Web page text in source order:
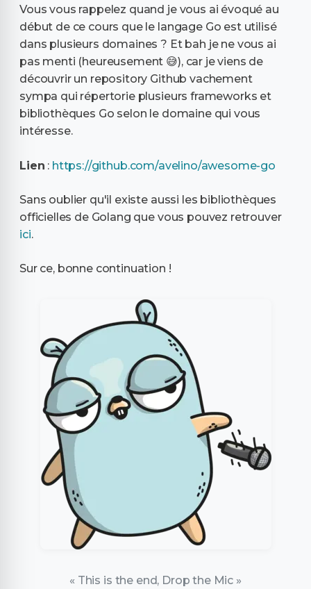
Vous vous rappelez quand je vous ai évoqué au
début de ce cours que le langage Go est utilisé
dans plusieurs domaines ? Et bah je ne vous ai
pas menti (heureusement 😅), car je viens de
découvrir un repository Github vachement
sympa qui répertorie plusieurs frameworks et
bibliothèques Go selon le domaine qui vous
intéresse.
Lien : https://github.com/avelino/awesome-go
Sans oublier qu'il existe aussi les bibliothèques
officielles de Golang que vous pouvez retrouver
ici.
Sur ce, bonne continuation !
« This is the end, Drop the Mic »